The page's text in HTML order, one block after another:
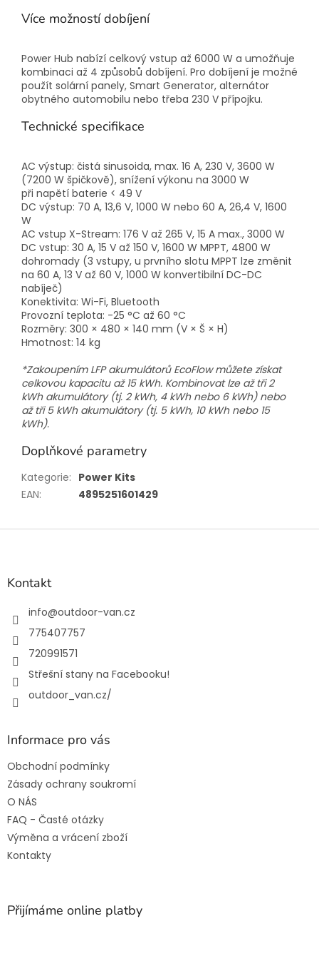
Více možností dobíjení
Power Hub nabízí celkový vstup až 6000 W a umožňuje
kombinaci až 4 způsobů dobíjení. Pro dobíjení je možné
použít solární panely, Smart Generator, alternátor
obytného automobilu nebo třeba 230 V přípojku.
Technické specifikace
AC výstup: čistá sinusoida, max. 16 A, 230 V, 3600 W
(7200 W špičkově), snížení výkonu na 3000 W
při napětí baterie < 49 V
DC výstup: 70 A, 13,6 V, 1000 W nebo 60 A, 26,4 V, 1600
W
AC vstup X-Stream: 176 V až 265 V, 15 A max., 3000 W
DC vstup: 30 A, 15 V až 150 V, 1600 W MPPT, 4800 W
dohromady (3 vstupy, u prvního slotu MPPT lze změnit
na 60 A, 13 V až 60 V, 1000 W konvertibilní DC-DC
nabíječ)
Konektivita: Wi-Fi, Bluetooth
Provozní teplota: -25 °C až 60 °C
Rozměry: 300 × 480 × 140 mm (V × Š × H)
Hmotnost: 14 kg
*Zakoupením LFP akumulátorů EcoFlow můžete získat
celkovou kapacitu až 15 kWh. Kombinovat lze až tři 2
kWh akumulátory (tj. 2 kWh, 4 kWh nebo 6 kWh) nebo
až tři 5 kWh akumulátory (tj. 5 kWh, 10 kWh nebo 15
kWh).
Doplňkové parametry
Kategorie: Power Kits
EAN: 4895251601429
Z
Kontakt
info@outdoor-van.cz
775407757
720991571
Střešní stany na Facebooku!
outdoor_van.cz/
Informace pro vás
Obchodní podmínky
Zásady ochrany soukromí
O NÁS
FAQ - Časté otázky
Výměna a vrácení zboží
Kontakty
Přijímáme online platby